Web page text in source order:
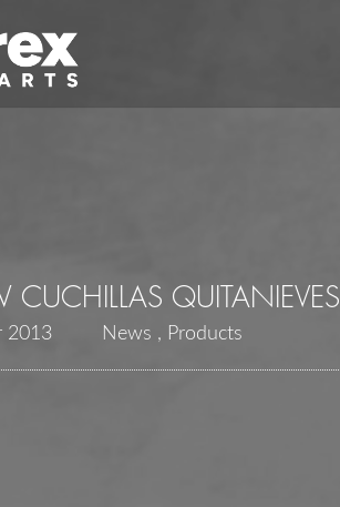
CUCHILLAS QUITANIEVES
2013 News Products